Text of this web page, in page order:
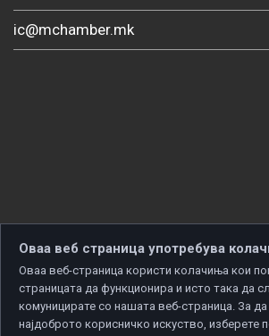
ic@mchamber.mk
Оваа веб страница употребува
Оваа веб-страница користи колачиња кои
страницата да функционира и исто така да
комуницирате со нашата веб-страница. За
најдоброто корисничко искуство, изберете